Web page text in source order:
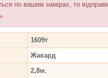
по вашим замірах, то
1609т
Жакард
2,8м.